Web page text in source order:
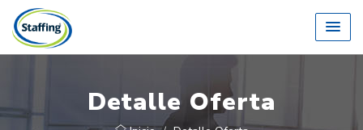
Detalle Oferta